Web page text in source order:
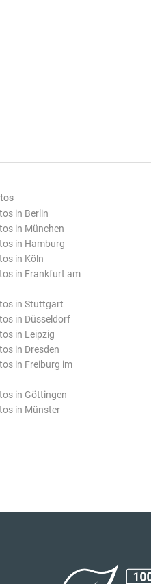
in Berlin
in München
in Hamburg
in Köln
in Frankfurt am
in Stuttgart
in Düsseldorf
in Leipzig
in Dresden
in Freiburg im
in Göttingen
in Münster